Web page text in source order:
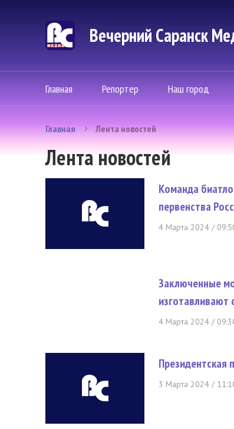
Вечерний Саранск
Главная Репортер Наш город
Главная Лента новостей
Лента новостей
Команда
первенства
4 Марта 2024 /
Заключенные
4 Марта 2024 /
Президентская
3 Марта 2024 /